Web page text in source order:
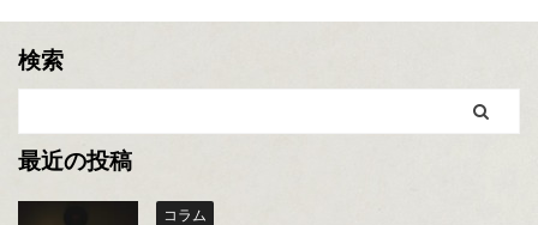
検索
最近の投稿
コラム